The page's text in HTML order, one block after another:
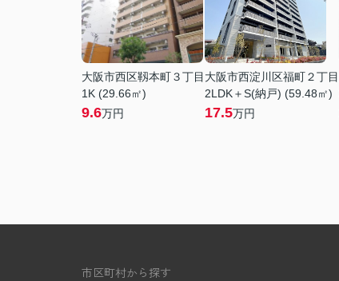
大阪市西区靱本町３丁目
1K (29.66㎡)
9.6万円
大阪市西淀川区福町２丁目
2LDK＋S(納戸) (59.48㎡)
17.5万円
市区町村から探す